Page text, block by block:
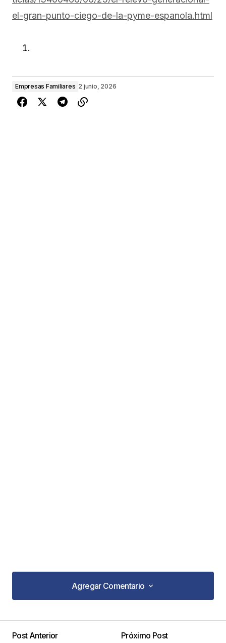
el-gran-punto-ciego-de-la-pyme-espanola.html
Empresas Familiares 2 junio, 2026
Agregar Comentario
Agregar Comentario
Post Anterior
Próximo Post